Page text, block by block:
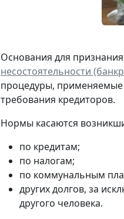
Основания для
несостоятельности
процедуры, применяемые
требования кредиторов.
Нормы касаются
по кредитам;
по налогам;
по коммунальным
других долгов, за
другого человека.